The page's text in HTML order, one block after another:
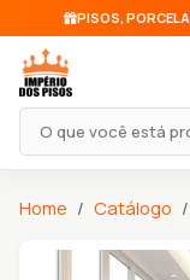
PISOS,
Pesquisar produto
Home Catálogo